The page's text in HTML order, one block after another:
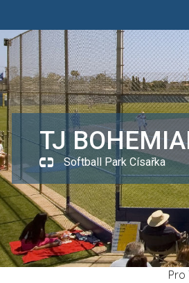
TJ
Softball Park Císařka